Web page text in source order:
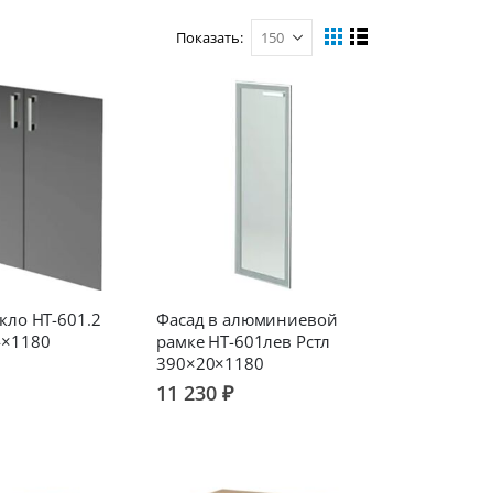
Показать Вид
СеткаСписок
НТ-601.2
Фасад в алюминиевой
рамке НТ-601лев Рстл
390×20×1180
11 230 ₽